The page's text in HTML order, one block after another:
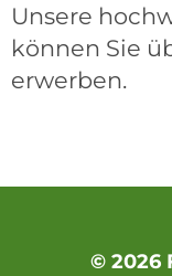
Unsere
können Sie
erwerben.
© 2026